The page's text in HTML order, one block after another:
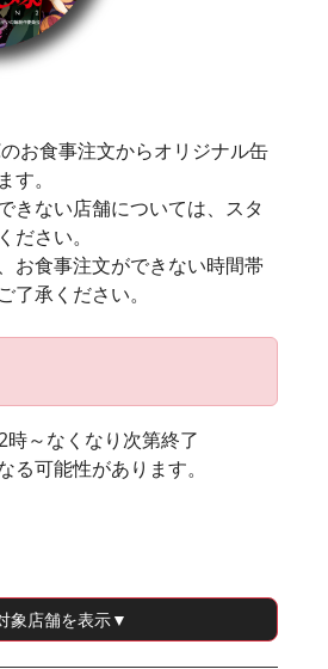
お食事注文からオリジナル缶
。
ない店舗については、スタ
ださい。
食事注文ができない時間帯
了承ください。
～なくなり次第終了
可能性があります。
象店舗を表示▼